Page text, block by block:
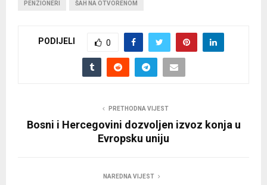
PENZIONERI ŠAH NA OTVORENOM
PODIJELI 0
PRETHODNA VIJEST
Bosni i Hercegovini dozvoljen izvoz konja u
Evropsku uniju
NAREDNA VIJEST